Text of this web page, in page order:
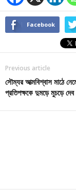
Facebook
Previous article
সৌম্যর আত্মবিশ্বাস মাঠে
প্রতিপক্ষকে দুমড়ে মুচড়ে